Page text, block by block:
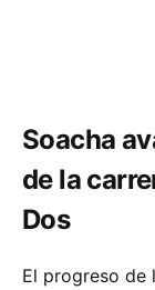
Soacha
de la
Dos
El progreso de